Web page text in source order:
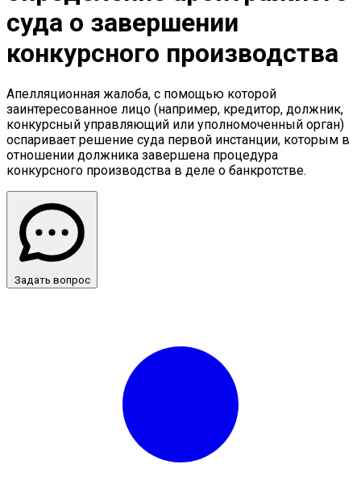
суда о завершении
конкурсного производства
Апелляционная жалоба, с помощью которой
заинтересованное лицо (например, кредитор, должник,
конкурсный управляющий или уполномоченный орган)
оспаривает решение суда первой инстанции, которым в
отношении должника завершена процедура
конкурсного производства в деле о банкротстве.
Задать вопрос